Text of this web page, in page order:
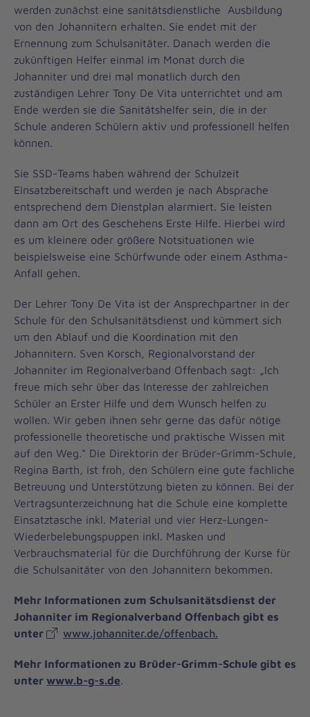
werden zunächst eine sanitätsdienstliche Ausbildung
von den Johannitern erhalten. Sie endet mit der
Ernennung zum Schulsanitäter. Danach werden die
zukünftigen Helfer einmal im Monat durch die
Johanniter und drei mal monatlich durch den
zuständigen Lehrer Tony De Vita unterrichtet und am
Ende werden sie die Sanitätshelfer sein, die in der
Schule anderen Schülern aktiv und professionell helfen
können.
Sie SSD-Teams haben während der Schulzeit
Einsatzbereitschaft und werden je nach Absprache
entsprechend dem Dienstplan alarmiert. Sie leisten
dann am Ort des Geschehens Erste Hilfe. Hierbei wird
es um kleinere oder größere Notsituationen wie
beispielsweise eine Schürfwunde oder einem Asthma-
Anfall gehen.
Der Lehrer Tony De Vita ist der Ansprechpartner in der
Schule für den Schulsanitätsdienst und kümmert sich
um den Ablauf und die Koordination mit den
Johannitern. Sven Korsch, Regionalvorstand der
Johanniter im Regionalverband Offenbach sagt: „Ich
freue mich sehr über das Interesse der zahlreichen
Schüler an Erster Hilfe und dem Wunsch helfen zu
wollen. Wir geben ihnen sehr gerne das dafür nötige
professionelle theoretische und praktische Wissen mit
auf den Weg.“ Die Direktorin der Brüder-Grimm-Schule,
Regina Barth, ist froh, den Schülern eine gute fachliche
Betreuung und Unterstützung bieten zu können. Bei der
Vertragsunterzeichnung hat die Schule eine komplette
Einsatztasche inkl. Material und vier Herz-Lungen-
Wiederbelebungspuppen inkl. Masken und
Verbrauchsmaterial für die Durchführung der Kurse für
die Schulsanitäter von den Johannitern bekommen.
Mehr Informationen zum Schulsanitätsdienst der
Johanniter im Regionalverband Offenbach gibt es
unter
www.johanniter.de/offenbach.
Mehr Informationen zu Brüder-Grimm-Schule gibt es
unter www.b-g-s.de.